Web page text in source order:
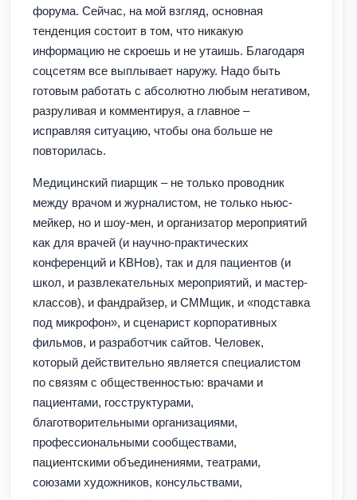
форума. Сейчас, на мой взгляд, основная
тенденция состоит в том, что никакую
информацию не скроешь и не утаишь. Благодаря
соцсетям все выплывает наружу. Надо быть
готовым работать с абсолютно любым негативом,
разруливая и комментируя, а главное –
исправляя ситуацию, чтобы она больше не
повторилась.
Медицинский пиарщик – не только проводник
между врачом и журналистом, не только ньюс-
мейкер, но и шоу-мен, и организатор мероприятий
как для врачей (и научно-практических
конференций и КВНов), так и для пациентов (и
школ, и развлекательных мероприятий, и мастер-
классов), и фандрайзер, и СММщик, и «подставка
под микрофон», и сценарист корпоративных
фильмов, и разработчик сайтов. Человек,
который действительно является специалистом
по связям с общественностью: врачами и
пациентами, госструктурами,
благотворительными организациями,
профессиональными сообществами,
пациентскими объединениями, театрами,
союзами художников, консульствами,